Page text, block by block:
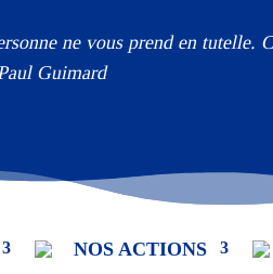
ne vous prend en tutelle.
Guimard
NOS ACTIONS